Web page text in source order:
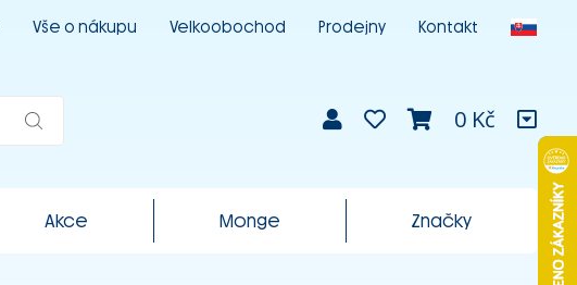
Vše o nákupu Velkoobochod Prodejny Kontakt
0 Kč
Akce Monge Značky